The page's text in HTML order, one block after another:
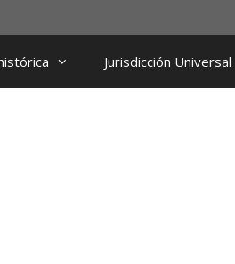
Jurisdicción Universal